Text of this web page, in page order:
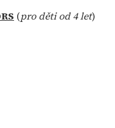
(pro děti od 4 let)